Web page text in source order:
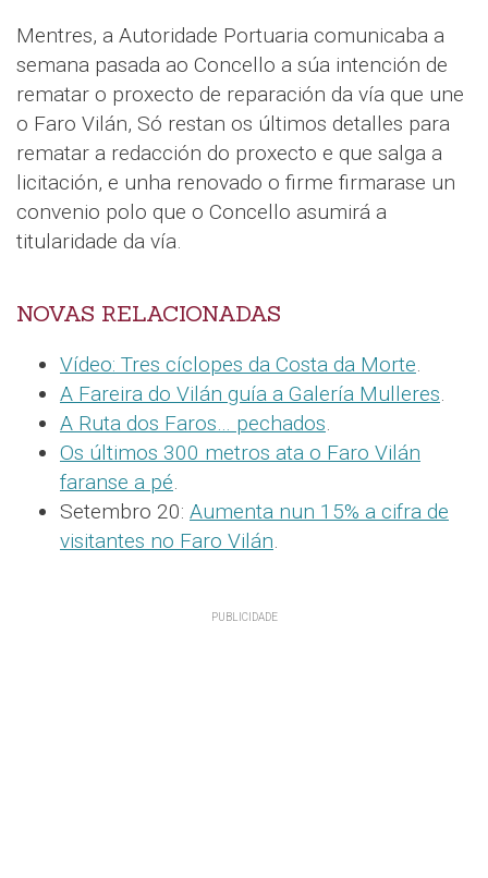
Mentres, a Autoridade Portuaria comunicaba a
semana pasada ao Concello a súa intención de
rematar o proxecto de reparación da vía que une
o Faro Vilán, Só restan os últimos detalles para
rematar a redacción do proxecto e que salga a
licitación, e unha renovado o firme firmarase un
convenio polo que o Concello asumirá a
titularidade da vía.
NOVAS RELACIONADAS
Vídeo: Tres cíclopes da Costa da Morte.
A Fareira do Vilán guía a Galería Mulleres.
A Ruta dos Faros… pechados.
Os últimos 300 metros ata o Faro Vilán
faranse a pé.
Setembro 20: Aumenta nun 15% a cifra de
visitantes no Faro Vilán.